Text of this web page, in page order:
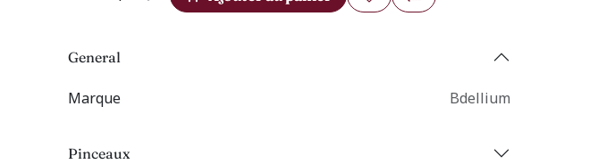
General
Marque Bdellium
Pinceaux